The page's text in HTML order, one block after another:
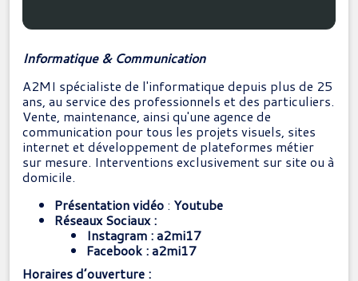
Informatique & Communication
A2MI spécialiste de l'informatique depuis plus de 25
ans, au service des professionnels et des particuliers.
Vente, maintenance, ainsi qu'une agence de
communication pour tous les projets visuels, sites
internet et développement de plateformes métier
sur mesure. Interventions exclusivement sur site ou à
domicile.
Présentation vidéo : Youtube
Réseaux Sociaux :
Instagram :a2mi17
Facebook :a2mi17
Horaires d’ouverture :